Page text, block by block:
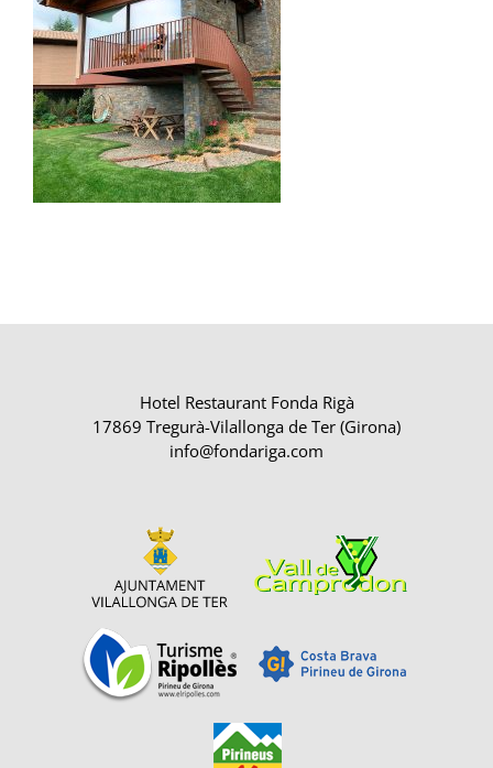
Hotel Restaurant Fonda Rigà
17869 Tregurà-Vilallonga de Ter (Girona)
info@fondariga.com